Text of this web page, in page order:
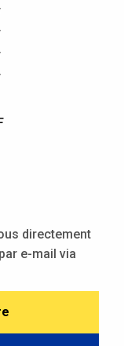
directement
e-mail via